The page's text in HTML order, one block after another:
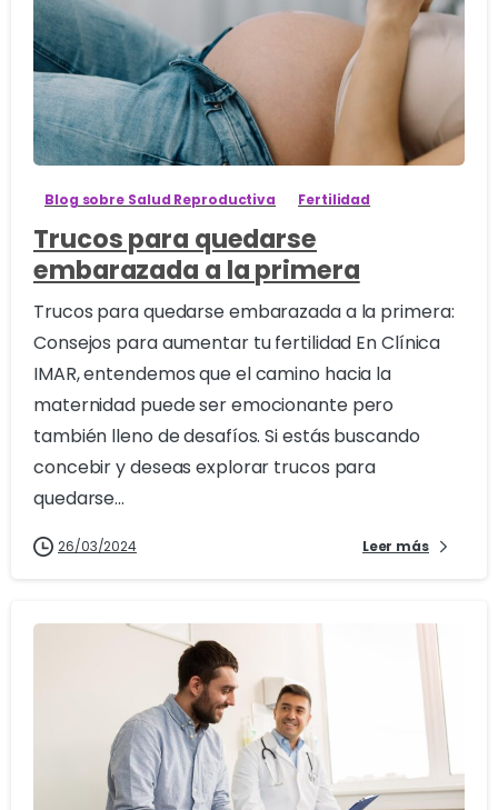
0
Blog sobre Salud Reproductiva Fertilidad
Trucos para quedarse
embarazada a la primera
Trucos para quedarse embarazada a la primera:
Consejos para aumentar tu fertilidad En Clínica
IMAR, entendemos que el camino hacia la
maternidad puede ser emocionante pero
también lleno de desafíos. Si estás buscando
concebir y deseas explorar trucos para
quedarse...
26/03/2024 Leer más